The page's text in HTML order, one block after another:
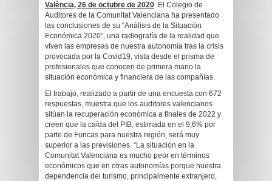
València, 26 de octubre de 2020. El Colegio de
Auditores de la Comunitat Valenciana ha presentado
las conclusiones de su “Análisis de la Situación
Económica 2020”, una radiografía de la realidad que
viven las empresas de nuestra autonomía tras la crisis
provocada por la Covid19, vista desde el prisma de
profesionales que conocen de primera mano la
situación económica y financiera de las compañías.
El trabajo, realizado a partir de una encuesta con 672
respuestas, muestra que los auditores valencianos
sitúan la recuperación económica a finales de 2022 y
creen que la caída del PIB, estimada en el 9,6% por
parte de Funcas para nuestra región, será muy
superior a las previsiones. “La situación en la
Comunitat Valenciana es mucho peor en términos
económicos que en otras autonomías porque nuestra
dependencia del turismo, principalmente extranjero,